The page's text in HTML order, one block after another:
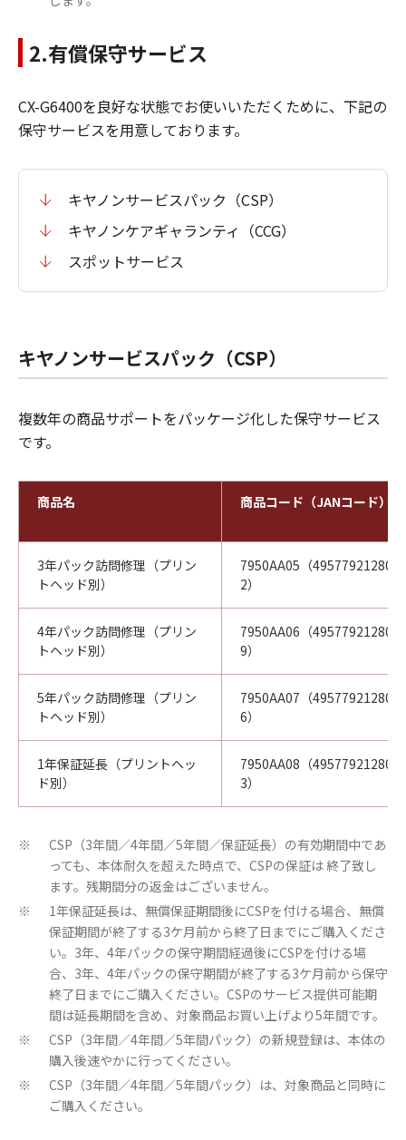
2.有償保守サービス
CX-G6400を良好な状態でお使いいただくために、下記の
保守サービスを用意しております。
キヤノンサービスパック（CSP）
キヤノンケアギャランティ（CCG）
スポットサービス
キヤノンサービスパック（CSP）
複数年の商品サポートをパッケージ化した保守サービス
です。
商品名 商品コード（JANコード）
3年パック訪問修理（プリン
トヘッド別）
7950AA05（495779212802
2）
4年パック訪問修理（プリン
トヘッド別）
7950AA06（495779212803
9）
5年パック訪問修理（プリン
トヘッド別）
7950AA07（495779212804
6）
1年保証延長（プリントヘッ
ド別）
7950AA08（495779212805
3）
※
CSP（3年間／4年間／5年間／保証延長）の有効期間中であ
っても、本体耐久を超えた時点で、CSPの保証は 終了致し
ます。残期間分の返金はございません。
※
1年保証延長は、無償保証期間後にCSPを付ける場合、無償
保証期間が終了する3ケ月前から終了日までにご購入くださ
い。3年、4年パックの保守期間経過後にCSPを付ける場
合、3年、4年パックの保守期間が終了する3ケ月前から保守
終了日までにご購入ください。CSPのサービス提供可能期
間は延長期間を含め、対象商品お買い上げより5年間です。
※
CSP（3年間／4年間／5年間パック）の新規登録は、本体の
購入後速やかに行ってください。
※
CSP（3年間／4年間／5年間パック）は、対象商品と同時に
ご購入ください。